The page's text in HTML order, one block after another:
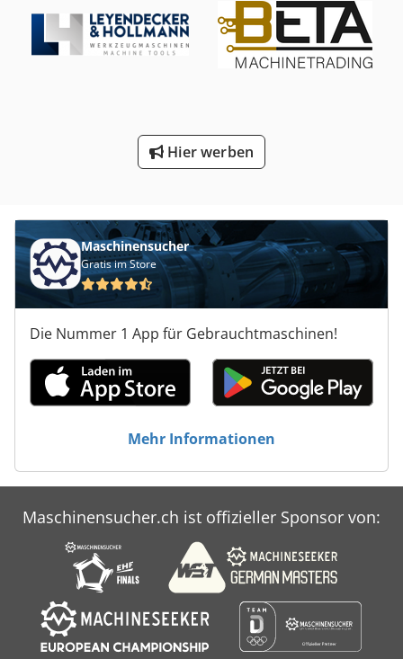
Hier werben
Maschinensucher
Gratis im Store
Die Nummer 1 App für Gebrauchtmaschinen!
Mehr Informationen
Maschinensucher.ch ist offizieller Sponsor von: